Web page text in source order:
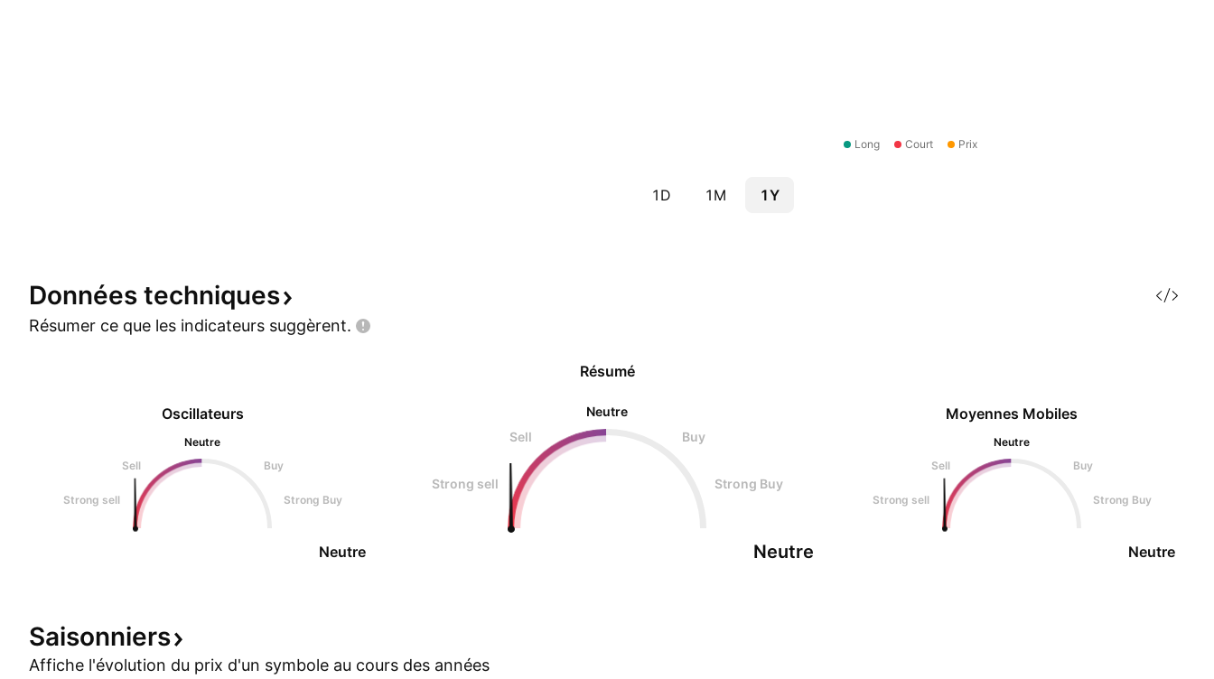
Long Court Prix
1D 1M 1Y
Données techniques
Résumer ce que les indicateurs suggèrent.
Oscillateurs
Neutre
Sell
Buy
Strong sell Strong Buy
Neutre
Résumé
Neutre
Sell
Buy
Strong sell Strong Buy
Neutre
Moyennes Mobiles
Neutre
Sell
Buy
Strong sell Strong Buy
Neutre
Saisonniers
Affiche l'évolution du prix d'un symbole au cours des années